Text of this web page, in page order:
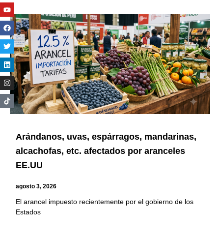
Arándanos, uvas, espárragos, mandarinas,
alcachofas, etc. afectados por aranceles
EE.UU
agosto 3, 2026
El arancel impuesto recientemente por el gobierno de los
Estados
Youtube
Facebook
Twitter
Linkedin
Instagram